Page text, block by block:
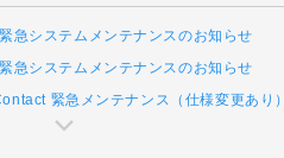
急システムメンテナンスのお知らせ
急システムメンテナンスのお知らせ
緊急メンテナンス（仕様変更あり）